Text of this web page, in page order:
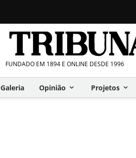
FUNDADO EM 1894 E ONLINE DESDE 1996
Galeria Opinião Projetos